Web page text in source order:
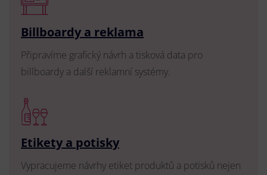
Billboardy a reklama
Připravíme grafický návrh a tisková data pro
billboardy a další reklamní systémy.
Etikety a potisky
Vypracujeme návrhy etiket produktů a potisků nejen